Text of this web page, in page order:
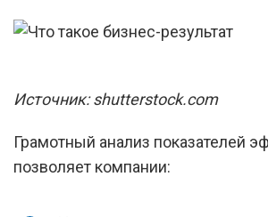
Источник: shutterstock.com
Грамотный анализ показателей
позволяет компании: